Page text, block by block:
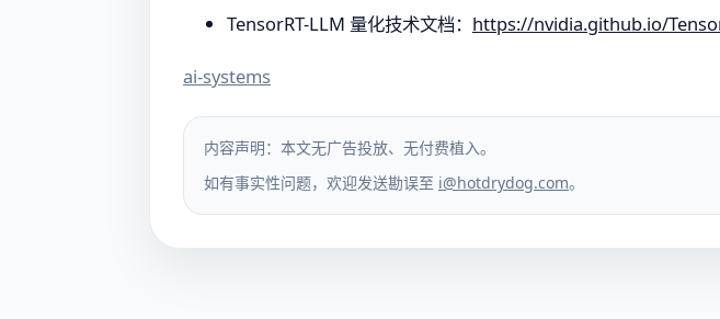
TensorRT-LLM 量化技术文档： https://nvidia.github.io/
ai-systems
内容声明：本文无广告投放、无付费植入。
如有事实性问题，欢迎发送勘误至 i@hotdrydog.com。